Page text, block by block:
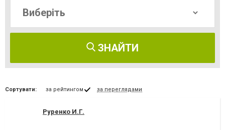
ЗНАЙТИ
Сортувати: за рейтингом за переглядами
Руренко И.Г.